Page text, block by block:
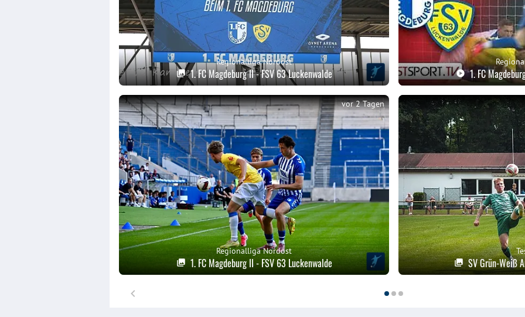
Regionalliga Nordost
1. FC Magdeburg II - FSV 63 Luckenwalde 1. FC
vor 2 Tagen
Regionalliga Nordost
1. FC Magdeburg II - FSV 63 Luckenwalde SV Grün-Weiß